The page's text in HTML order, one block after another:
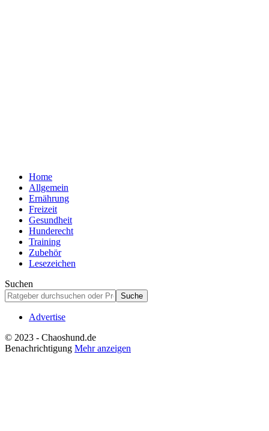
Home
Allgemein
Ernährung
Freizeit
Gesundheit
Hunderecht
Training
Zubehör
Lesezeichen
Suchen
Advertise
© 2023 - Chaoshund.de
Benachrichtigung Mehr anzeigen